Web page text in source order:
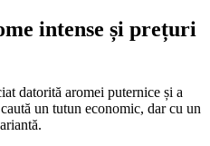
intense și prețuri
datorită aromei puternice și a
un tutun economic, dar cu un